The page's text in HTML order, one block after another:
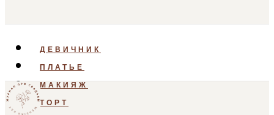
ДЕВИЧНИК
ПЛАТЬЕ
МАКИЯЖ
ТОРТ